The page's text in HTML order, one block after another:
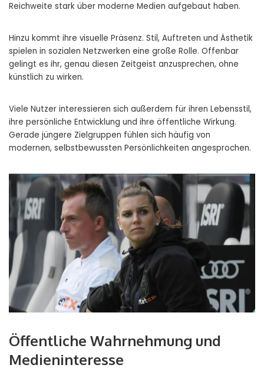
Reichweite stark über moderne Medien aufgebaut haben.
Hinzu kommt ihre visuelle Präsenz. Stil, Auftreten und Ästhetik
spielen in sozialen Netzwerken eine große Rolle. Offenbar
gelingt es ihr, genau diesen Zeitgeist anzusprechen, ohne
künstlich zu wirken.
Viele Nutzer interessieren sich außerdem für ihren Lebensstil,
ihre persönliche Entwicklung und ihre öffentliche Wirkung.
Gerade jüngere Zielgruppen fühlen sich häufig von
modernen, selbstbewussten Persönlichkeiten angesprochen.
Öffentliche Wahrnehmung und
Medieninteresse